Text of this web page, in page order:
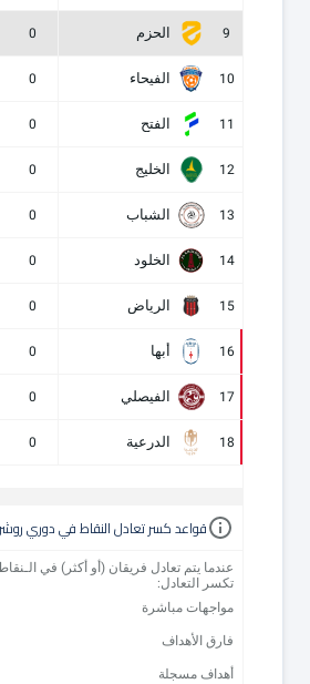
9 الحزم 0
10 الفيحاء 0
11 الفتح 0
12 الخليج 0
13 الشباب 0
14 الخلود 0
15 الرياض 0
16 أبها 0
17 الفيصلي 0
18 الدرعية 0
قواعد كسر تعادل النقاط في دوري
عندما يتم تعادل فريقان (أو أكثر) في
تكسر التعادل:
مواجهات مباشرة
فارق الأهداف
أهداف مسجلة